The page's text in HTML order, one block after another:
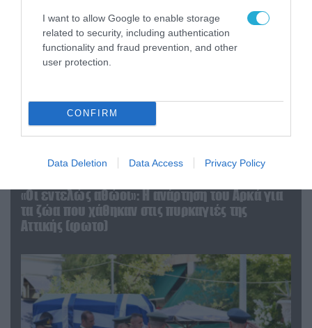
I want to allow Google to enable storage
related to security, including authentication
functionality and fraud prevention, and other
user protection.
CONFIRM
Data Deletion Data Access Privacy Policy
«Οι εντελώς αθώοι»: Η ανάρτηση του Αρκά για
τα ζώα που χάθηκαν στις πυρκαγιές της
Αττικής (φωτο)